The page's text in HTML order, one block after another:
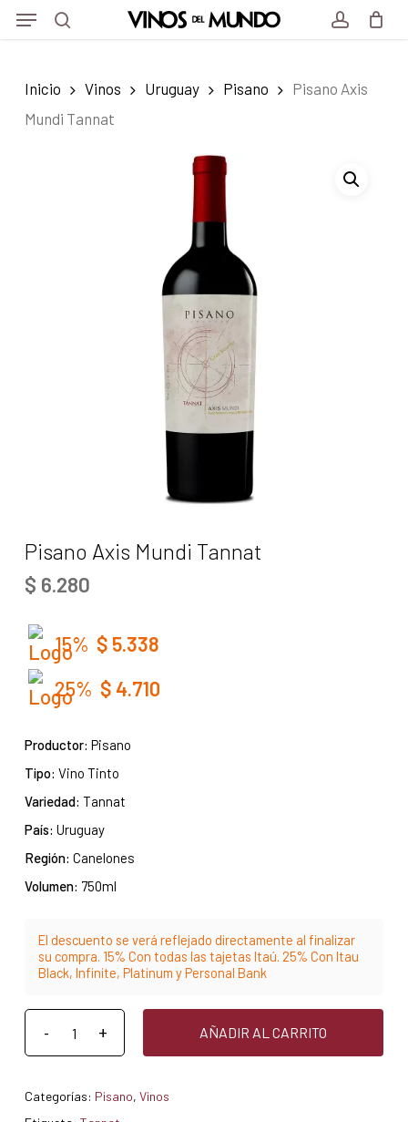
Skip
content
Menu
Inicio Vinos Uruguay Pisano
Pisano Axis
Mundi Tannat
Pisano Axis Mundi Tannat
$ 6.280
15% $ 5.338
25% $ 4.710
Productor: Pisano
Tipo: Vino Tinto
Variedad: Tannat
País: Uruguay
Región: Canelones
Volumen: 750ml
El descuento se verá reflejado directamente al finalizar
su compra. 15% Con todas las tajetas Itaú. 25% Con Itau
Black, Infinite, Platinum y Personal Bank
AÑADIR AL CARRITO
Categorías: Pisano, Vinos
Menu